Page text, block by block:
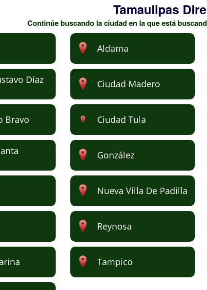
Tamaulipas
Continúe buscando la ciudad en la que está
Aldama
Díaz Ciudad Madero
Bravo Ciudad Tula
González
Nueva Villa De Padilla
Reynosa
Tampico